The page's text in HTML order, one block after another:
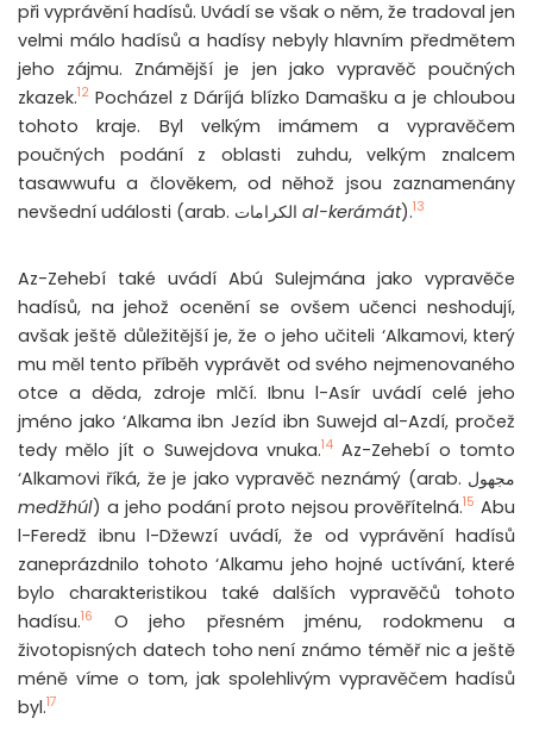
při vyprávění hadísů. Uvádí se však o něm, že tradoval jen
velmi málo hadísů a hadísy nebyly hlavním předmětem
jeho zájmu. Známější je jen jako vypravěč poučných
zkazek.12 Pocházel z Dáríjá blízko Damašku a je chloubou
tohoto kraje. Byl velkým imámem a vypravěčem
poučných podání z oblasti zuhdu, velkým znalcem
tasawwufu a člověkem, od něhož jsou zaznamenány
al-kerámát).13
Az-Zehebí také uvádí Abú Sulejmána jako vypravěče
hadísů, na jehož ocenění se ovšem učenci neshodují,
avšak ještě důležitější je, že o jeho učiteli ‘Alkamovi, který
mu měl tento příběh vyprávět od svého nejmenovaného
otce a děda, zdroje mlčí. Ibnu l-Asír uvádí celé jeho
jméno jako ‘Alkama ibn Jezíd ibn Suwejd al-Azdí, pročež
tedy mělo jít o Suwejdova vnuka.14Az-Zehebí o tomto
‘Alkamovi říká, že je jako vypravěč neznámý (arab. مجهول
medžhúl) a jeho podání proto nejsou prověřítelná.15 Abu
l-Feredž ibnu l-Džewzí uvádí, že od vyprávění hadísů
zaneprázdnilo tohoto ‘Alkamu jeho hojné uctívání, které
bylo charakteristikou také dalších vypravěčů tohoto
hadísu.16
O jeho přesném jménu, rodokmenu a
životopisných datech toho není známo téměř nic a ještě
méně víme o tom, jak spolehlivým vypravěčem hadísů
byl.17